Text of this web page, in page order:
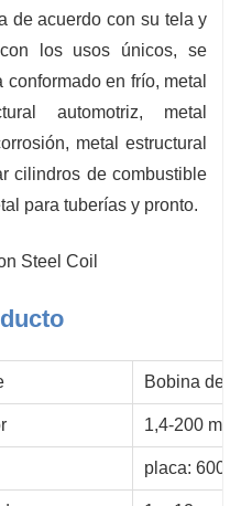
de acuerdo con su tela y
los usos únicos, se
en frío, metal
automotriz, metal
metal estructural
cilindros de combustible
para tuberías y pronto.
Bobina de
1,4-200 mm
placa: 600-